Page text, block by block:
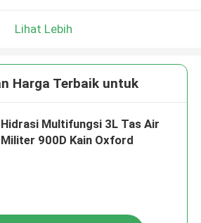
Lihat Lebih
Harga Terbaik untuk
Hidrasi Multifungsi 3L Tas Air
Militer 900D Kain Oxford